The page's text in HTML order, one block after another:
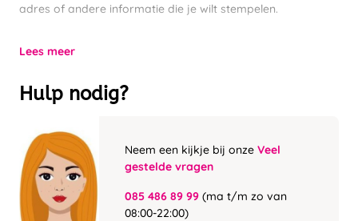
adres of andere informatie die je wilt stempelen.
Lees meer
Hulp nodig?
Neem een kijkje bij onze Veel
gestelde vragen
085 486 89 99 (ma t/m zo van
08:00-22:00)